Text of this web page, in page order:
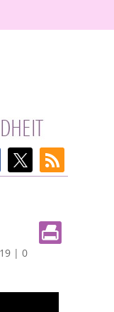
| 0